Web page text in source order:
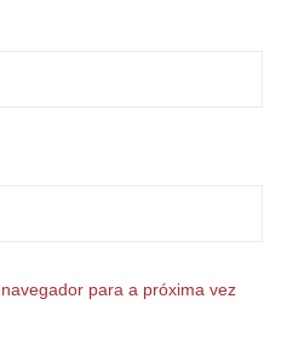
para a próxima vez